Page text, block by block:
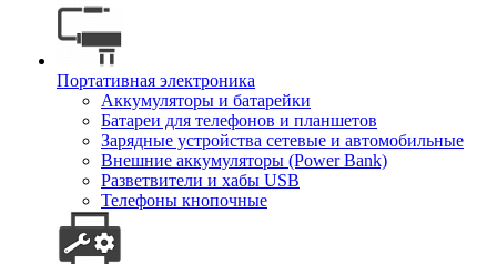
Портативная электроника
Аккумуляторы и батарейки
Батареи для телефонов и планшетов
Зарядные устройства сетевые и автомобильные
Внешние аккумуляторы (Power Bank)
Разветвители и хабы USB
Телефоны кнопочные